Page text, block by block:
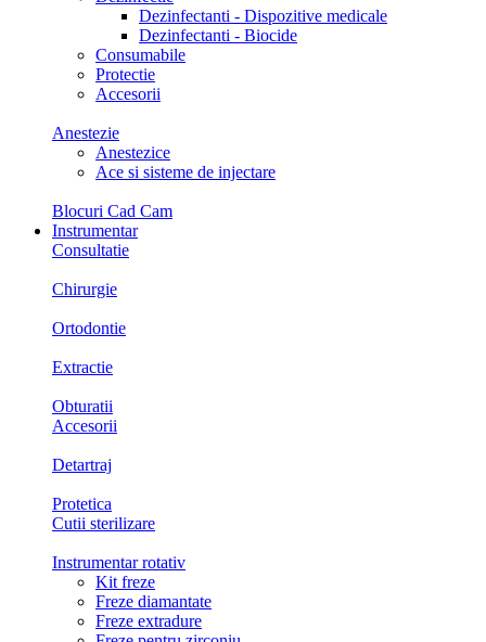
Dezinfectanti - Dispozitive medicale
Dezinfectanti - Biocide
Consumabile
Protectie
Accesorii
Anestezie
Anestezice
Ace si sisteme de injectare
Blocuri Cad Cam
Instrumentar
Consultatie
Chirurgie
Ortodontie
Extractie
Obturatii
Accesorii
Detartraj
Protetica
Cutii sterilizare
Instrumentar rotativ
Kit freze
Freze diamantate
Freze extradure